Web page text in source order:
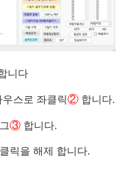
니다
스로 좌클릭② 합니다.
③ 합니다.
릭을 해제 합니다.